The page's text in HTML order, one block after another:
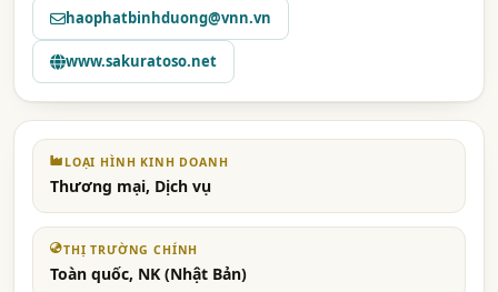
haophatbinhduong@vnn.vn
www.sakuratoso.net
LOẠI HÌNH KINH DOANH
Thương mại, Dịch vụ
THỊ TRƯỜNG CHÍNH
Toàn quốc, NK (Nhật Bản)